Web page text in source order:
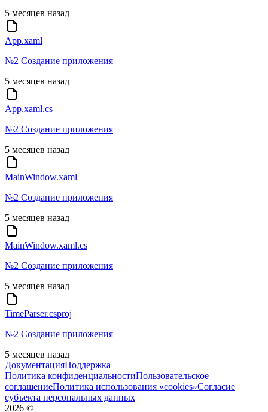
5 месяцев назад
App.xaml
№2 Создание приложения
5 месяцев назад
App.xaml.cs
№2 Создание приложения
5 месяцев назад
MainWindow.xaml
№2 Создание приложения
5 месяцев назад
MainWindow.xaml.cs
№2 Создание приложения
5 месяцев назад
TimeParser.csproj
№2 Создание приложения
5 месяцев назад
ДокументацияПоддержка
Политика конфиденциальностиПользовательское
соглашениеПолитика использования «cookies»Согласие
субъекта персональных данных
2026 ©